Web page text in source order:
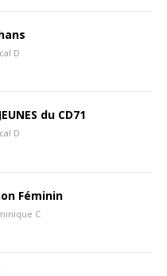
D
du CD71
D
Féminin
C